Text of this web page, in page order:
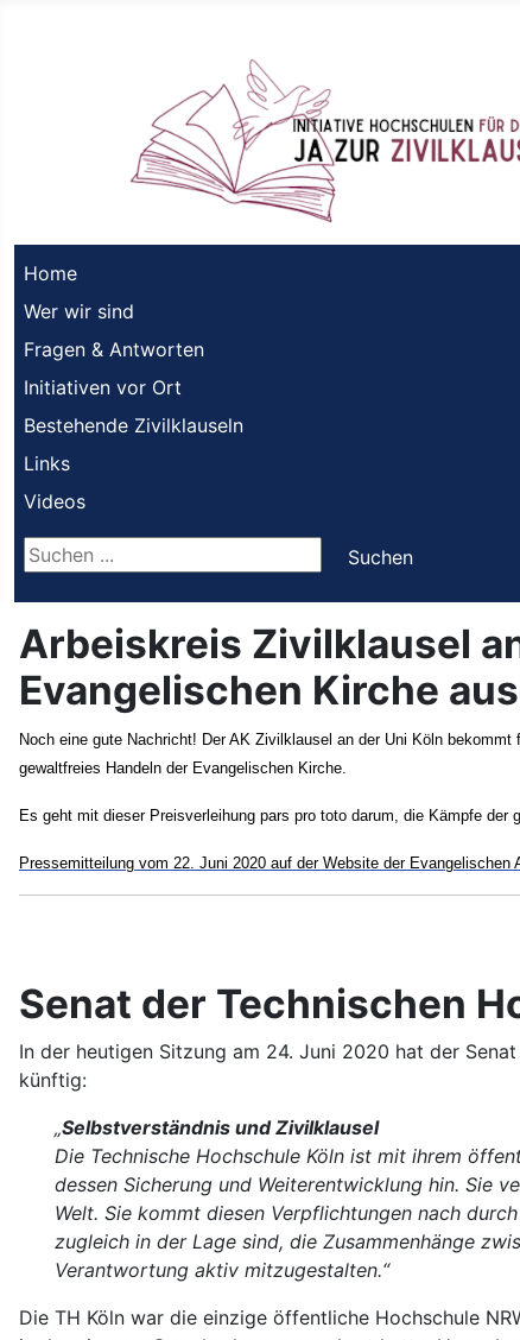
Home
Wer wir sind
Fragen & Antworten
Initiativen vor Ort
Bestehende Zivilklauseln
Links
Videos
Suchen ...
Suchen
Arbeiskreis Zivilklausel
Evangelischen Kirche
Noch eine gute Nachricht! Der AK Zivilklausel an der Uni Köln
gewaltfreies Handeln der Evangelischen Kirche.
Es geht mit dieser Preisverleihung pars pro toto darum, die Kämpfe
Pressemitteilung vom 22. Juni 2020 auf der Website der
Senat der Technischen
In der heutigen Sitzung am 24. Juni 2020 hat der
künftig:
„Selbstverständnis und Zivilklausel
Die Technische Hochschule Köln ist mit ihrem
dessen Sicherung und Weiterentwicklung hin. Sie
Welt. Sie kommt diesen Verpflichtungen nach
zugleich in der Lage sind, die Zusammenhänge
Verantwortung aktiv mitzugestalten.“
Die TH Köln war die einzige öffentliche Hochschule